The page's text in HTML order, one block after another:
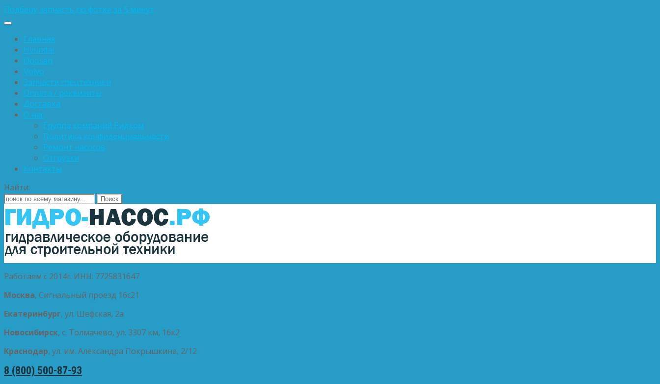
Подберу запчасть по фотке за 5 минут
Главная
Hyundai
Doosan
Volvo
Запчасти спецтехники
Оплата / реквизиты
Доставка
О нас
Группа компаний Ридком
Политика конфиденциальности
Ремонт насосов
Отгрузки
Контакты
Найти:
Работаем с 2014г. ИНН: 7725831647
Москва, Сигнальный проезд 16с21
Екатеринбург, ул. Шефская, 2а
Новосибирск, с. Толмачево, ул. 3307 км, 16к2
Краснодар, ул. им. Александра Покрышкина, 2/12
8 (800) 500-87-93